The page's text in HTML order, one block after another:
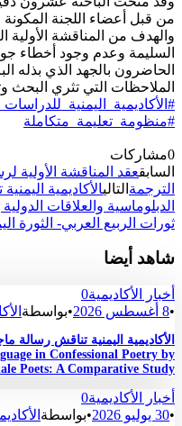
من قبل أعضاء اللجنة المكونة
والهدف من المناقشة الأولية
السليمة وعدم وجود أخطاء
الحاضرون بالجهد الذي بذله
الملاحظات التي تثري
#منظومة_تعليمة_متكاملة
0مشاركات
السابقعقد المناقشة الأولية
الترجمة التاليالأكاديمية
الدبلوماسية والعلاقات
ثورات الربيع العربي- الثورة
شاهد أيضا
أخبار الأكاديمية0
•8 أغسطس 2026 •بواسطة
in Confessional Poetry by
Poets: A Comparative Study“
أخبار الأكاديمية0
•30 يوليو 2026 •بواسطة